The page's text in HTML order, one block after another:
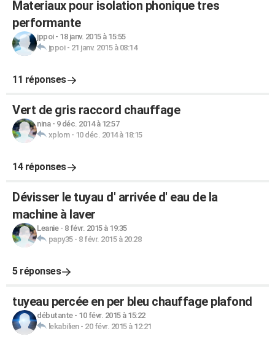
Materiaux pour isolation phonique tres
performante
jppoi- 18 janv. 2015 à 15:55
jppoi- 21 janv. 2015 à 08:14
11 réponses
Vert de gris raccord chauffage
nina- 9 déc. 2014 à 12:57
xplom- 10 déc. 2014 à 18:15
14 réponses
Dévisser le tuyau d' arrivée d' eau de la
machine à laver
Leanie- 8 févr. 2015 à 19:35
papy35- 8 févr. 2015 à 20:28
5 réponses
tuyeau percée en per bleu chauffage plafond
débutante- 10 févr. 2015 à 15:22
lekabilien- 20 févr. 2015 à 12:21